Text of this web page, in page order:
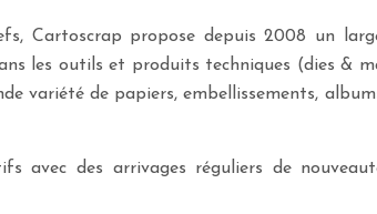
Cartoscrap propose depuis 2008 un
les outils et produits techniques (dies &
variété de papiers, embellissements,
avec des arrivages réguliers de